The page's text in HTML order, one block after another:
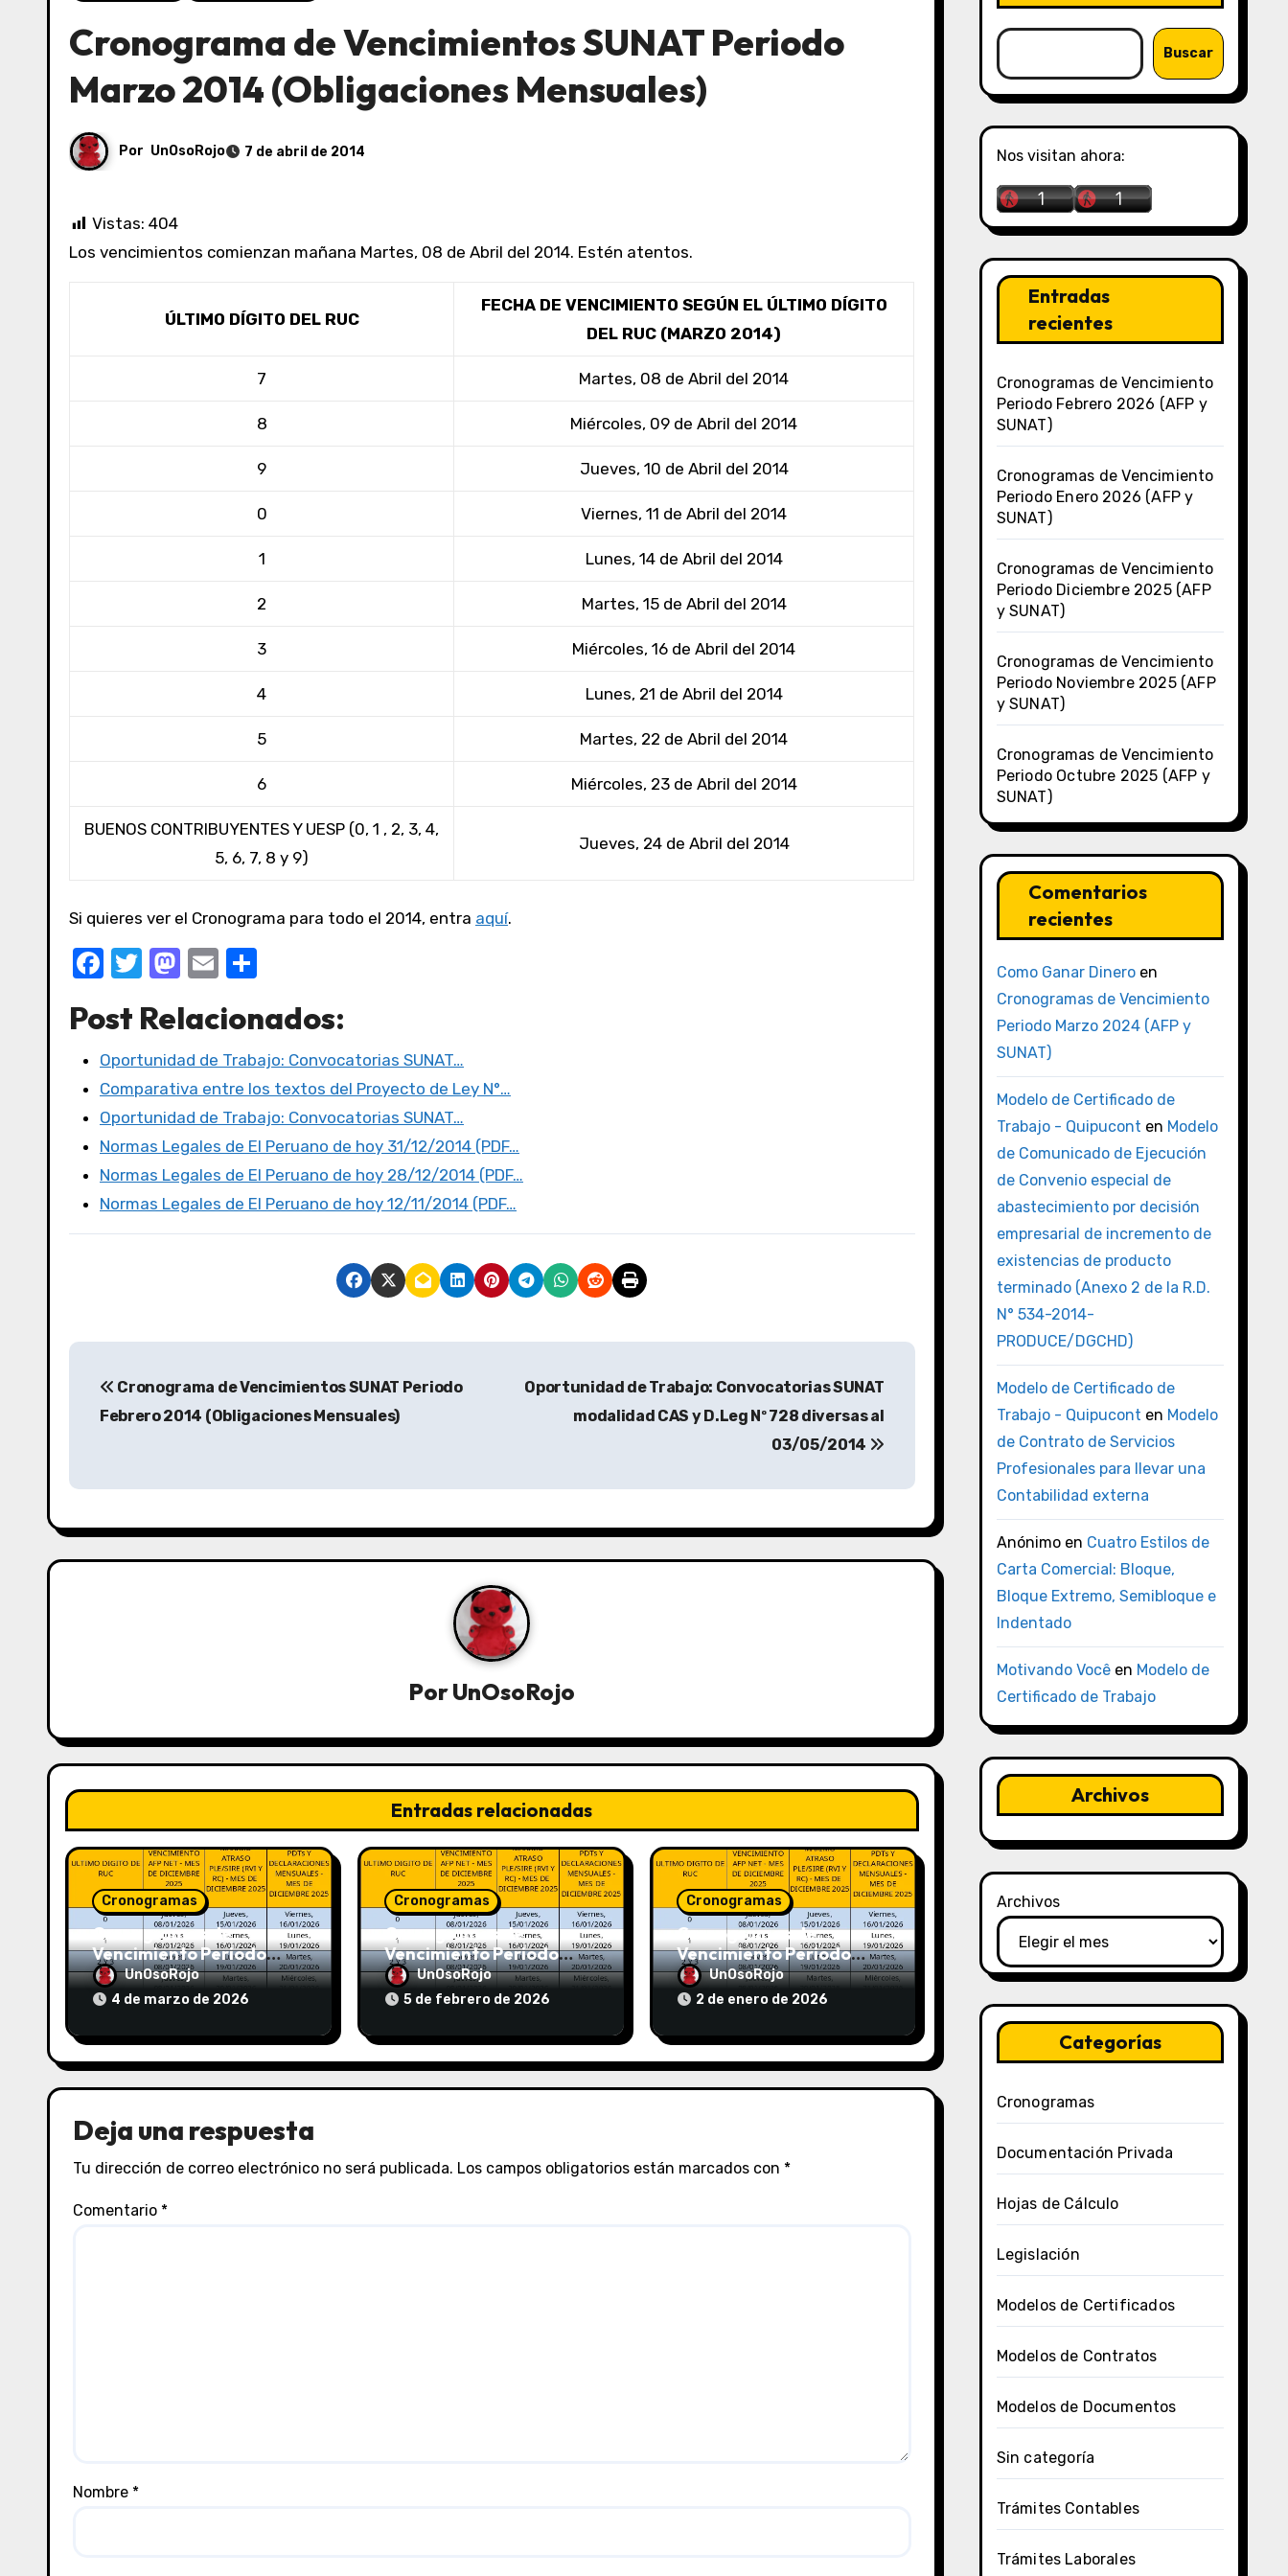
Cronograma de Vencimientos SUNAT Periodo
Marzo 2014 (Obligaciones Mensuales)
Por UnOsoRojo 7 de abril de 2014
Vistas: 404
Los vencimientos comienzan mañana Martes, 08 de Abril del 2014. Estén atentos.
ÚLTIMO DÍGITO DEL RUC
FECHA DE VENCIMIENTO SEGÚN EL ÚLTIMO DÍGITO
DEL RUC (MARZO 2014)
7 Martes, 08 de Abril del 2014
8 Miércoles, 09 de Abril del 2014
9 Jueves, 10 de Abril del 2014
0 Viernes, 11 de Abril del 2014
1 Lunes, 14 de Abril del 2014
2 Martes, 15 de Abril del 2014
3 Miércoles, 16 de Abril del 2014
4 Lunes, 21 de Abril del 2014
5 Martes, 22 de Abril del 2014
6 Miércoles, 23 de Abril del 2014
BUENOS CONTRIBUYENTES Y UESP (0, 1 , 2, 3, 4,
5, 6, 7, 8 y 9)
Jueves, 24 de Abril del 2014
Si quieres ver el Cronograma para todo el 2014, entra aquí.
F
c
e
b
o
o
k
T
it
te
r
M
st
o
d
o
n
E
ail m
p
ar
tir
Post Relacionados:
Oportunidad de Trabajo: Convocatorias SUNAT…
Comparativa entre los textos del Proyecto de Ley N°…
Oportunidad de Trabajo: Convocatorias SUNAT…
Normas Legales de El Peruano de hoy 31/12/2014 (PDF…
Normas Legales de El Peruano de hoy 28/12/2014 (PDF…
Normas Legales de El Peruano de hoy 12/11/2014 (PDF…
Cronograma de Vencimientos SUNAT Periodo
Febrero 2014 (Obligaciones Mensuales)
Oportunidad de Trabajo: Convocatorias SUNAT
modalidad CAS y D.Leg Nº 728 diversas al
03/05/2014
PorUnOsoRojo
Entradas relacionadas
Cronogramas
Cronogramas de
Vencimiento Periodo
Febrero 2026 (AFP y
SUNAT)
UnOsoRojo
4 de marzo de 2026
Cronogramas
Cronogramas de
Vencimiento Periodo
Enero 2026 (AFP y
SUNAT)
UnOsoRojo
5 de febrero de 2026
Cronogramas
Cronogramas de
Vencimiento Periodo
Diciembre 2025 (AFP y
SUNAT)
UnOsoRojo
2 de enero de 2026
Deja una respuesta
Tu dirección de correo electrónico no será publicada. Los campos obligatorios están marcados con *
Comentario *
Nombre *
Buscar
Nos visitan ahora:
Entradas
recientes
Cronogramas de Vencimiento
Periodo Febrero 2026 (AFP y
SUNAT)
Cronogramas de Vencimiento
Periodo Enero 2026 (AFP y
SUNAT)
Cronogramas de Vencimiento
Periodo Diciembre 2025 (AFP
y SUNAT)
Cronogramas de Vencimiento
Periodo Noviembre 2025 (AFP
y SUNAT)
Cronogramas de Vencimiento
Periodo Octubre 2025 (AFP y
SUNAT)
Comentarios
recientes
Como Ganar Dineroen
Cronogramas de Vencimiento
Periodo Marzo 2024 (AFP y
SUNAT)
Modelo de Certificado de
Trabajo - Quipucont en Modelo
de Comunicado de Ejecución
de Convenio especial de
abastecimiento por decisión
empresarial de incremento de
existencias de producto
terminado (Anexo 2 de la R.D.
N° 534-2014-
PRODUCE/DGCHD)
Modelo de Certificado de
Trabajo - Quipucont en Modelo
de Contrato de Servicios
Profesionales para llevar una
Contabilidad externa
Anónimoen Cuatro Estilos de
Carta Comercial: Bloque,
Bloque Extremo, Semibloque e
Indentado
Motivando Vocêen Modelo de
Certificado de Trabajo
Archivos
Archivos
Categorías
Cronogramas
Documentación Privada
Hojas de Cálculo
Legislación
Modelos de Certificados
Modelos de Contratos
Modelos de Documentos
Sin categoría
Trámites Contables
Trámites Laborales